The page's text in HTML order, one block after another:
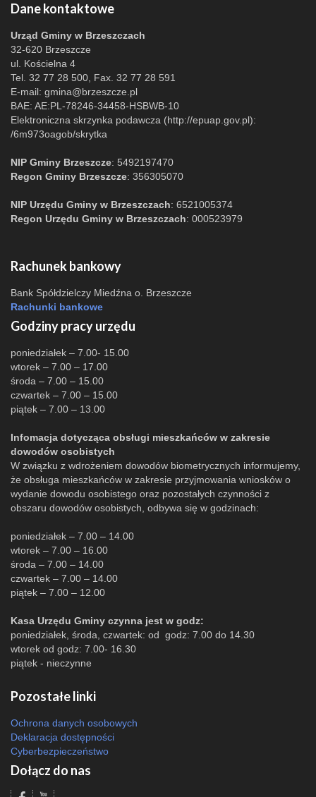
Dane kontaktowe
Urząd Gminy w Brzeszczach
32-620 Brzeszcze
ul. Kościelna 4
Tel. 32 77 28 500, Fax. 32 77 28 591
E-mail: gmina@brzeszcze.pl
BAE: AE:PL-78246-34458-HSBWB-10
Elektroniczna skrzynka podawcza (http://epuap.gov.pl):
/6m973oagob/skrytka
NIP Gminy Brzeszcze: 5492197470
Regon Gminy Brzeszcze: 356305070
NIP Urzędu Gminy w Brzeszczach: 6521005374
Regon Urzędu Gminy w Brzeszczach: 000523979
Rachunek bankowy
Bank Spółdzielczy Miedźna o. Brzeszcze
Rachunki bankowe
Godziny pracy urzędu
poniedziałek – 7.00- 15.00
wtorek – 7.00 – 17.00
środa – 7.00 – 15.00
czwartek – 7.00 – 15.00
piątek – 7.00 – 13.00
Infomacja dotycząca obsługi mieszkańców w zakresie
dowodów osobistych
W związku z wdrożeniem dowodów biometrycznych informujemy,
że obsługa mieszkańców w zakresie przyjmowania wniosków o
wydanie dowodu osobistego oraz pozostałych czynności z
obszaru dowodów osobistych, odbywa się w godzinach:
poniedziałek – 7.00 – 14.00
wtorek – 7.00 – 16.00
środa – 7.00 – 14.00
czwartek – 7.00 – 14.00
piątek – 7.00 – 12.00
Kasa Urzędu Gminy czynna jest w godz:
poniedziałek, środa, czwartek: od godz: 7.00 do 14.30
wtorek od godz: 7.00- 16.30
piątek - nieczynne
Pozostałe linki
Ochrona danych osobowych
Deklaracja dostępności
Cyberbezpieczeństwo
Dołącz do nas